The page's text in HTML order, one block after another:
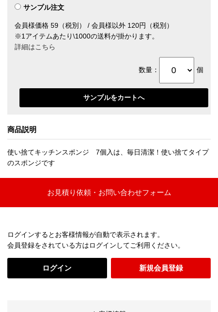
サンプル注文
会員様価格 59（税別） / 会員様以外 120円（税別）
※1アイテムあたり\1000の送料が掛かります。
詳細はこちら
数量： 個
商品説明
使い捨てキッチンスポンジ 7個入は、毎日清潔！使い捨てタイプ
のスポンジです
お見積り依頼・お問い合わせフォーム
ログインするとお客様情報が自動で表示されます。
会員登録をされている方はログインしてご利用ください。
ログイン 新規会員登録